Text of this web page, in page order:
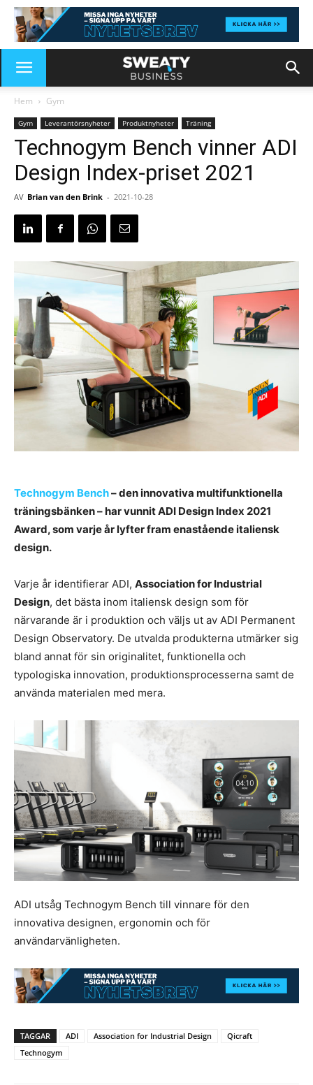
Hem Gym
Gym Leverantörsnyheter Produktnyheter Träning
Technogym Bench vinner ADI
Design Index-priset 2021
AV Brian van den Brink - 2021-10-28
Technogym Bench– den innovativa multifunktionella
träningsbänken – har vunnit ADI Design Index 2021
Award, som varje år lyfter fram enastående italiensk
design.
Varje år identifierar ADI, Association for Industrial
Design, det bästa inom italiensk design som för
närvarande är i produktion och väljs ut av ADI Permanent
Design Observatory. De utvalda produkterna utmärker sig
bland annat för sin originalitet, funktionella och
typologiska innovation, produktionsprocesserna samt de
använda materialen med mera.
ADI utsåg Technogym Bench till vinnare för den
innovativa designen, ergonomin och för
användarvänligheten.
TAGGAR ADI Association for Industrial Design
Qicraft
Technogym